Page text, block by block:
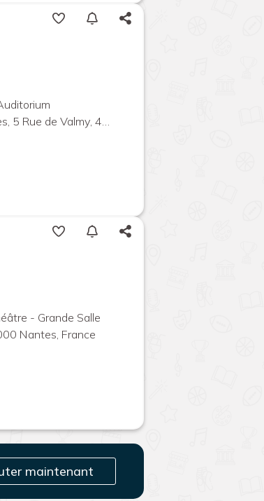
44000 Nantes, France
- Grande Salle
Nantes, France
maintenant